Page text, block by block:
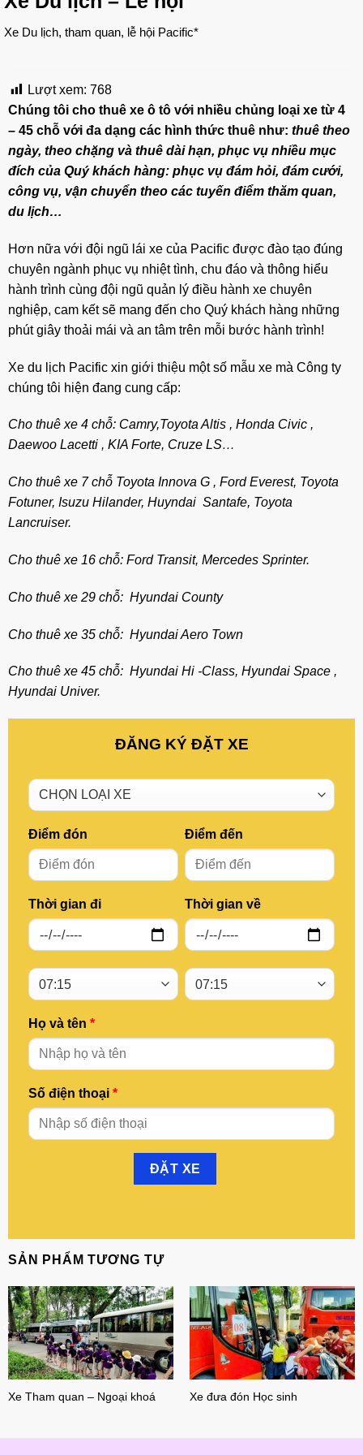
Xe Du lịch, tham quan, lễ hội Pacific*
Lượt xem: 768
Chúng tôi cho thuê xe ô tô với nhiều chủng loại xe từ 4
– 45 chỗ với đa dạng các hình thức thuê như: thuê theo
ngày, theo chặng và thuê dài hạn, phục vụ nhiều mục
đích của Quý khách hàng: phục vụ đám hỏi, đám cưới,
công vụ, vận chuyển theo các tuyến điểm thăm quan,
du lịch…
Hơn nữa với đội ngũ lái xe của Pacific được đào tạo đúng
chuyên ngành phục vụ nhiệt tình, chu đáo và thông hiểu
hành trình cùng đội ngũ quản lý điều hành xe chuyên
nghiệp, cam kết sẽ mang đến cho Quý khách hàng những
phút giây thoải mái và an tâm trên mỗi bước hành trình!
Xe du lịch Pacific xin giới thiệu một số mẫu xe mà Công ty
chúng tôi hiện đang cung cấp:
Cho thuê xe 4 chỗ: Camry,Toyota Altis , Honda Civic ,
Daewoo Lacetti , KIA Forte, Cruze LS…
Cho thuê xe 7 chỗ Toyota Innova G , Ford Everest, Toyota
Fotuner, Isuzu Hilander, Huyndai Santafe, Toyota
Lancruiser.
Cho thuê xe 16 chỗ: Ford Transit, Mercedes Sprinter.
Cho thuê xe 29 chỗ: Hyundai County
Cho thuê xe 35 chỗ: Hyundai Aero Town
Cho thuê xe 45 chỗ: Hyundai Hi -Class, Hyundai Space ,
Hyundai Univer.
ĐĂNG KÝ ĐẶT XE
Điểm đón
Thời gian đi
Điểm đến
Thời gian về
Họ và tên *
Số điện thoại *
SẢN PHẨM TƯƠNG TỰ
Xe Tham quan – Ngoại khoá Xe đưa đón Học sinh